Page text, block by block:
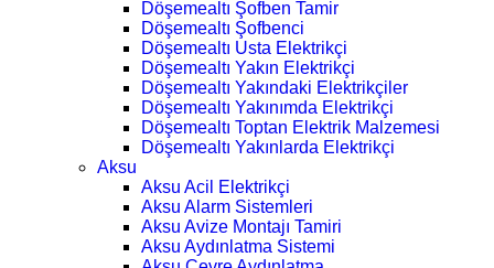
Döşemealtı Şofben Tamir
Döşemealtı Şofbenci
Döşemealtı Usta Elektrikçi
Döşemealtı Yakın Elektrikçi
Döşemealtı Yakındaki Elektrikçiler
Döşemealtı Yakınımda Elektrikçi
Döşemealtı Toptan Elektrik Malzemesi
Döşemealtı Yakınlarda Elektrikçi
Aksu
Aksu Acil Elektrikçi
Aksu Alarm Sistemleri
Aksu Avize Montajı Tamiri
Aksu Aydınlatma Sistemi